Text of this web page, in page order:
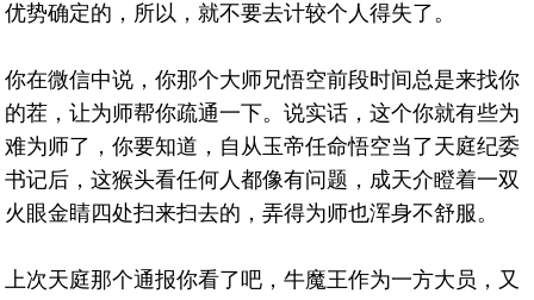
优势确定的，所以，就不要去计较个人得失了。
你在微信中说，你那个大师兄悟空前段时间总是来找你
的茬，让为师帮你疏通一下。说实话，这个你就有些为
难为师了，你要知道，自从玉帝任命悟空当了天庭纪委
书记后，这猴头看任何人都像有问题，成天介瞪着一双
火眼金睛四处扫来扫去的，弄得为师也浑身不舒服。
上次天庭那个通报你看了吧，牛魔王作为一方大员，又